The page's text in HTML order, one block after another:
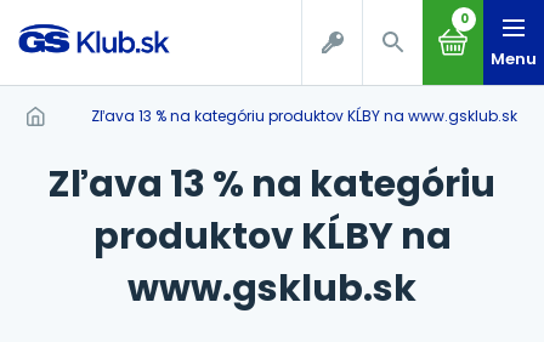
0
Menu
Zľava 13 % na kategóriu produktov KĹBY na www.gsklub.sk
Zľava 13 % na kategóriu
produktov KĹBY na
www.gsklub.sk